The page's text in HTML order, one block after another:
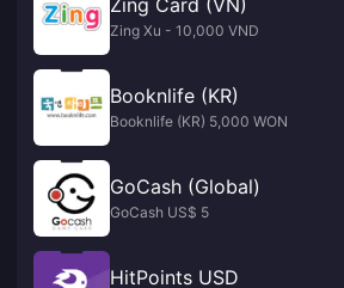
Zing Card (VN)
Zing Xu - 10,000 VND
Booknlife (KR)
Booknlife (KR) 5,000 WON
GoCash (Global)
GoCash US$ 5
HitPoints USD